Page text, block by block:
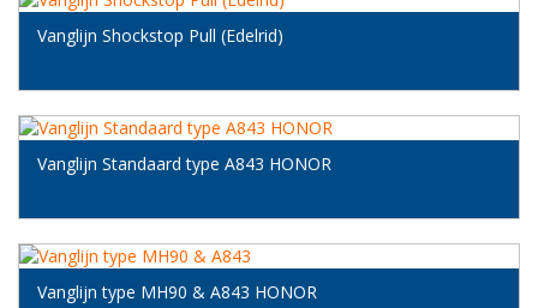
Vanglijn Shockstop Pull (Edelrid)
Vanglijn Standaard type A843 HONOR
Vanglijn type MH90 & A843 HONOR